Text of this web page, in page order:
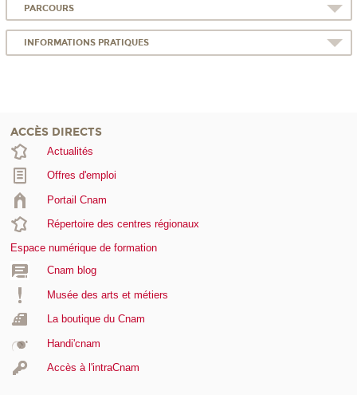
PARCOURS
INFORMATIONS PRATIQUES
ACCÈS DIRECTS
Actualités
Offres d'emploi
Portail Cnam
Répertoire des centres régionaux
Espace numérique de formation
Cnam blog
Musée des arts et métiers
La boutique du Cnam
Handi'cnam
Accès à l'intraCnam